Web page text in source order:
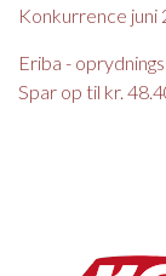
Konkurrence juni
Eriba -
Spar op til kr.